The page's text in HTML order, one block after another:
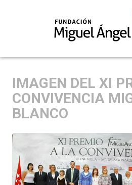
IMAGEN DEL XI
CONVIVENCIA
BLANCO